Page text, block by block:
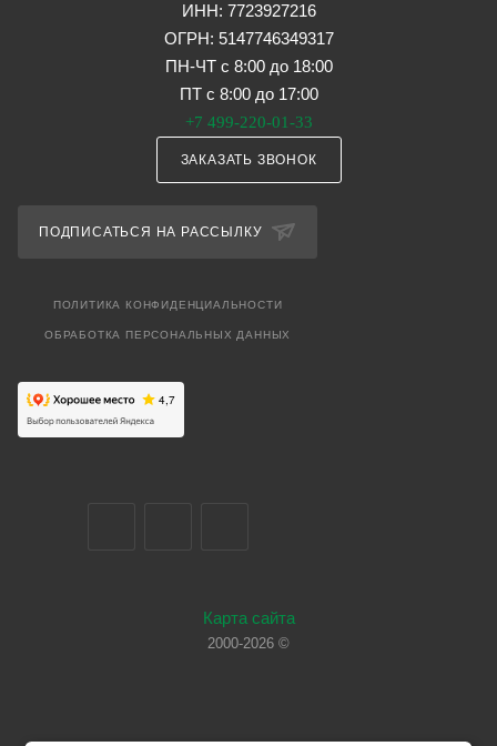
ИНН: 7723927216
ОГРН: 5147746349317
ПН-ЧТ с 8:00 до 18:00
ПТ с 8:00 до 17:00
+7 499-220-01-33
ЗАКАЗАТЬ ЗВОНОК
ПОДПИСАТЬСЯ НА РАССЫЛКУ
ПОЛИТИКА КОНФИДЕНЦИАЛЬНОСТИ
ОБРАБОТКА ПЕРСОНАЛЬНЫХ ДАННЫХ
Карта сайта
2000-2026 ©